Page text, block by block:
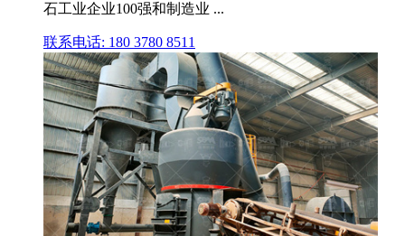
石工业企业100强和制造业 ...
联系电话: 180 3780 8511